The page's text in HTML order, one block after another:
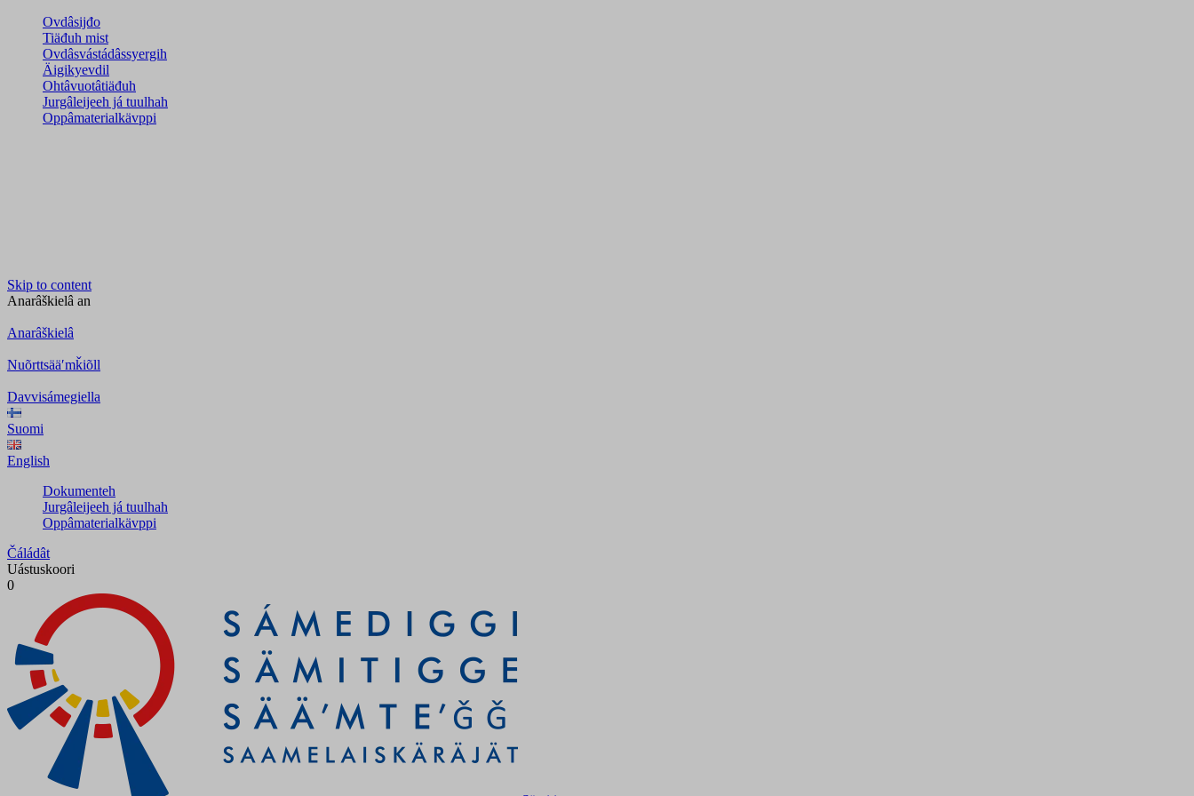
Ovdâsijđo
Tiäđuh mist
Ovdâsvástádâssyergih
Äigikyevdil
Ohtâvuotâtiäđuh
Jurgâleijeeh já tuulhah
Oppâmaterialkävppi
Skip to content
Anarâškielâ an
Anarâškielâ
Nuõrttsääʹmǩiõll
Davvisámegiella
Suomi
English
Dokumenteh
Jurgâleijeeh já tuulhah
Oppâmaterialkävppi
Čáládât
Uástuskoori
0